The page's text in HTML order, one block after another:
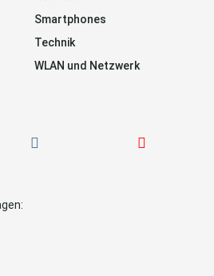
Smartphones
Technik
WLAN und Netzwerk